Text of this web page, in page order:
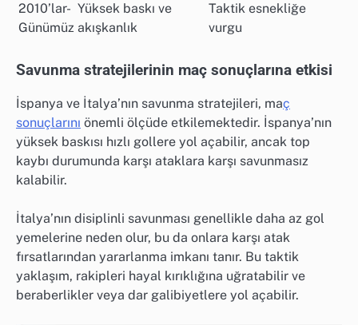
2010’lar-
Günümüz
Yüksek baskı ve
akışkanlık
Taktik esnekliğe
vurgu
Savunma stratejilerinin maç sonuçlarına etkisi
İspanya ve İtalya’nın savunma stratejileri, maç
sonuçlarını önemli ölçüde etkilemektedir. İspanya’nın
yüksek baskısı hızlı gollere yol açabilir, ancak top
kaybı durumunda karşı ataklara karşı savunmasız
kalabilir.
İtalya’nın disiplinli savunması genellikle daha az gol
yemelerine neden olur, bu da onlara karşı atak
fırsatlarından yararlanma imkanı tanır. Bu taktik
yaklaşım, rakipleri hayal kırıklığına uğratabilir ve
beraberlikler veya dar galibiyetlere yol açabilir.